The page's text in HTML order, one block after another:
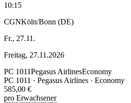
10:15
CGNKöln/Bonn (DE)
Fr., 27.11.
Freitag, 27.11.2026
PC 1011Pegasus AirlinesEconomy
PC 1011 · Pegasus Airlines · Economy
585,00 €
pro Erwachsener